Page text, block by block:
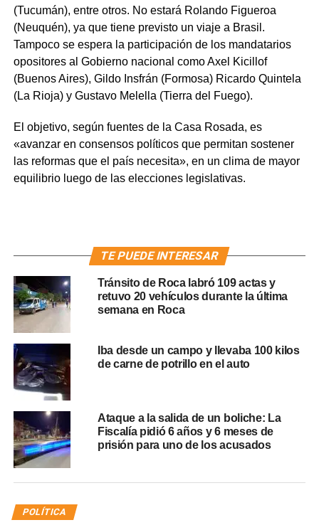
(Tucumán), entre otros. No estará Rolando Figueroa
(Neuquén), ya que tiene previsto un viaje a Brasil.
Tampoco se espera la participación de los mandatarios
opositores al Gobierno nacional como Axel Kicillof
(Buenos Aires), Gildo Insfrán (Formosa) Ricardo Quintela
(La Rioja) y Gustavo Melella (Tierra del Fuego).
El objetivo, según fuentes de la Casa Rosada, es
«avanzar en consensos políticos que permitan sostener
las reformas que el país necesita», en un clima de mayor
equilibrio luego de las elecciones legislativas.
TE PUEDE INTERESAR
Tránsito de Roca labró 109 actas y
retuvo 20 vehículos durante la última
semana en Roca
Iba desde un campo y llevaba 100 kilos
de carne de potrillo en el auto
Ataque a la salida de un boliche: La
Fiscalía pidió 6 años y 6 meses de
prisión para uno de los acusados
POLÍTICA